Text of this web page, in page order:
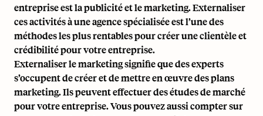
entreprise est la publicité et le marketing. Externaliser
ces activités à une agence spécialisée est l’une des
méthodes les plus rentables pour créer une clientèle et
crédibilité pour votre entreprise.
Externaliser le marketing signifie que des experts
s’occupent de créer et de mettre en œuvre des plans
marketing. Ils peuvent effectuer des études de marché
pour votre entreprise. Vous pouvez aussi compter sur